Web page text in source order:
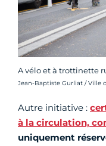
A vélo et à trottinette
Crédit photo :
Jean-Baptiste Gurliat / Ville
Autre initiative :
à la circulation,
uniquement